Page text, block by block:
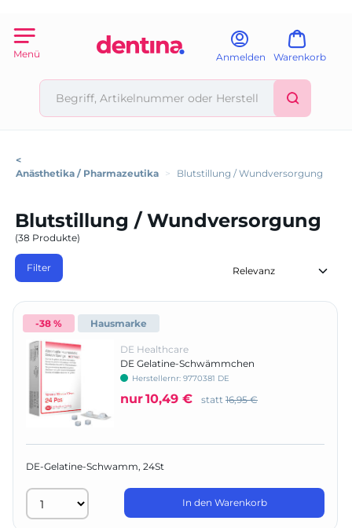
Menü Anmelden Warenkorb
<
Anästhetika / Pharmazeutika > Blutstillung / Wundversorgung
Blutstillung / Wundversorgung
(38 Produkte)
Filter
-38 % Hausmarke
DE Healthcare
DE Gelatine-Schwämmchen
Herstellernr: 9770381 DE
nur10,49 € statt 16,95 €
DE-Gelatine-Schwamm, 24St
In den Warenkorb